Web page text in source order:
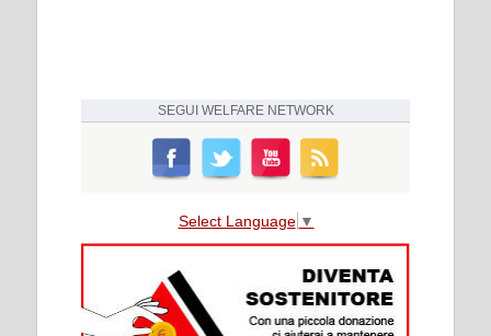
SEGUI WELFARE NETWORK
Select Language ▼